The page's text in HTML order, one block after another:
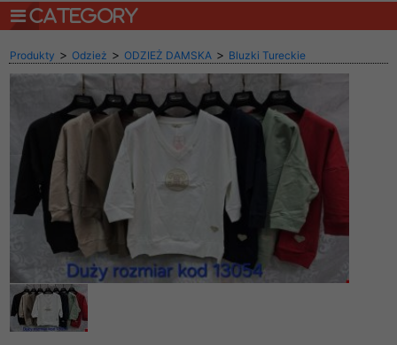
CATEGORY
Produkty > Odzież > ODZIEŻ DAMSKA > Bluzki Tureckie